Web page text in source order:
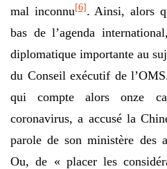
mal inconnu[6]. Ainsi, alors
bas de l’agenda
diplomatique importante au
du Conseil exécutif de
qui compte alors onze
coronavirus, a accusé la
parole de son ministère des
Ou, de « placer les